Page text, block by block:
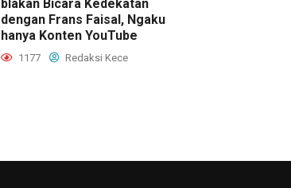
blakan Bicara Kedekatan
dengan Frans Faisal, Ngaku
hanya Konten YouTube
1177 Redaksi Kece